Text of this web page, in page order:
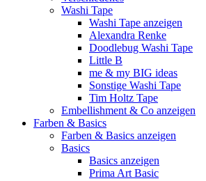
Washi Tape
Washi Tape anzeigen
Alexandra Renke
Doodlebug Washi Tape
Little B
me & my BIG ideas
Sonstige Washi Tape
Tim Holtz Tape
Embellishment & Co anzeigen
Farben & Basics
Farben & Basics anzeigen
Basics
Basics anzeigen
Prima Art Basic